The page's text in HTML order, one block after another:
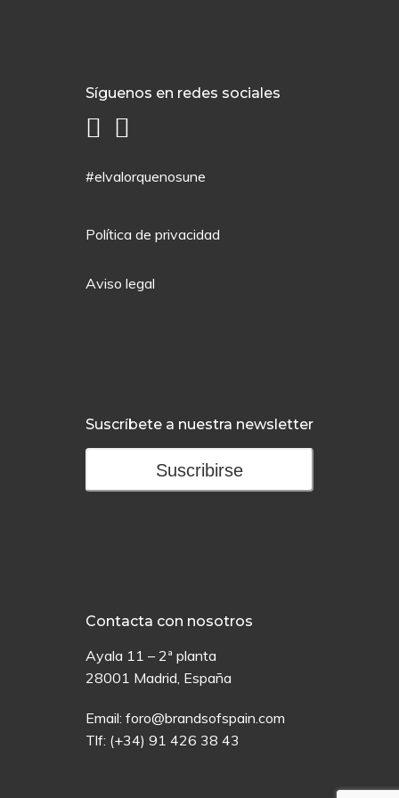
Síguenos en redes sociales
#elvalorquenosune
Política de privacidad
Aviso legal
Suscríbete a nuestra newsletter
Suscribirse
Contacta con nosotros
Ayala 11 – 2ª planta
28001 Madrid, España
Email: foro@brandsofspain.com
Tlf: (+34) 91 426 38 43